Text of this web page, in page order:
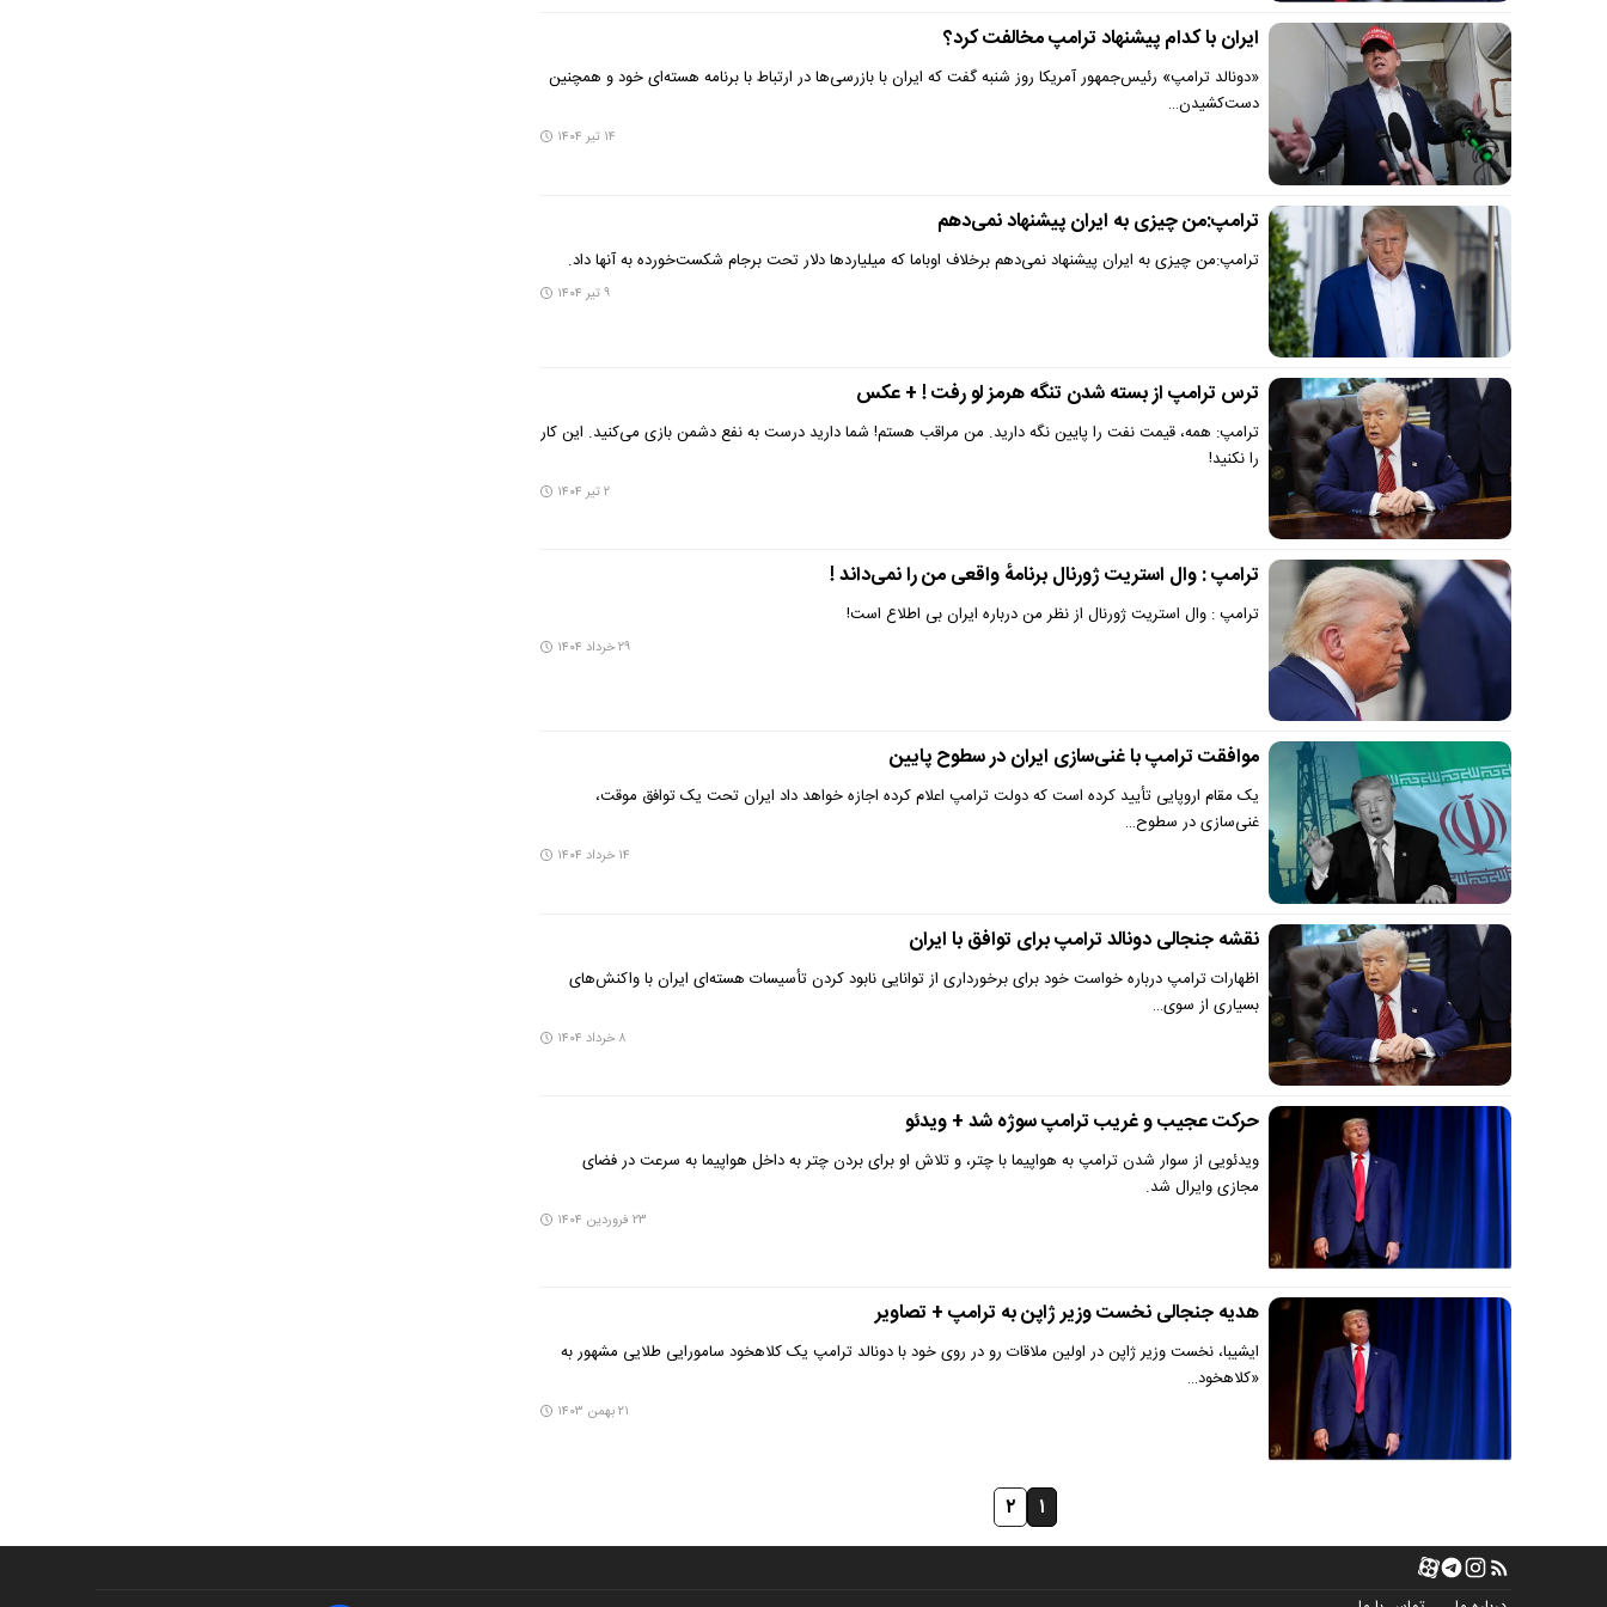
ایران با کدام پیشنهاد ترامپ مخالفت کرد؟
«دونالد ترامپ» رئیس‌جمهور آمریکا روز شنبه گفت که ایران با بازرسی‌ها در ارتباط با برنامه هسته‌ای خود و همچنین
دست‌کشیدن…
۱۴ تیر ۱۴۰۴
ترامپ:من چیزی به ایران پیشنهاد نمی‌دهم
ترامپ:من چیزی به ایران پیشنهاد نمی‌دهم برخلاف اوباما که میلیاردها دلار تحت برجام شکست‌خورده به آنها داد.
۹ تیر ۱۴۰۴
ترس ترامپ از بسته شدن تنگه هرمز لو رفت ! + عکس
ترامپ: همه، قیمت نفت را پایین نگه دارید. من مراقب هستم! شما دارید درست به نفع دشمن بازی می‌کنید. این کار
را نکنید!
۲ تیر ۱۴۰۴
ترامپ : وال استریت ژورنال برنامهٔ واقعی من را نمی‌داند !
ترامپ : وال استریت ژورنال از نظر من درباره ایران بی اطلاع است!
۲۹ خرداد ۱۴۰۴
موافقت ترامپ با غنی‌سازی ایران در سطوح پایین
یک مقام اروپایی تأیید کرده است که دولت ترامپ اعلام کرده اجازه خواهد داد ایران تحت یک توافق موقت،
غنی‌سازی در سطوح…
۱۴ خرداد ۱۴۰۴
نقشه جنجالی دونالد ترامپ برای توافق با ایران
اظهارات ترامپ درباره خواست خود برای برخورداری از توانایی نابود کردن تأسیسات هسته‌ای ایران با واکنش‌های
بسیاری از سوی…
۸ خرداد ۱۴۰۴
حرکت عجیب و غریب ترامپ سوژه شد + ویدئو
ویدئویی از سوار شدن ترامپ به هواپیما با چتر، و تلاش او برای بردن چتر به داخل هواپیما به سرعت در فضای
مجازی وایرال شد.
۲۳ فروردین ۱۴۰۴
هدیه جنجالی نخست وزیر ژاپن به ترامپ + تصاویر
ایشیبا، نخست وزیر ژاپن در اولین ملاقات رو در روی خود با دونالد ترامپ یک کلاهخود سامورایی طلایی مشهور به
«کلاهخود…
۲۱ بهمن ۱۴۰۳
۱ ۲